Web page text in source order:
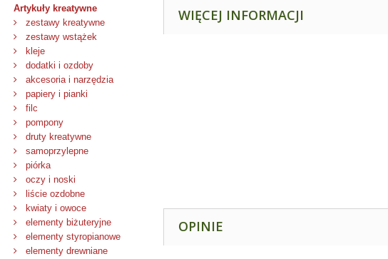
Artykuły kreatywne
zestawy kreatywne
zestawy wstążek
kleje
dodatki i ozdoby
akcesoria i narzędzia
papiery i pianki
filc
pompony
druty kreatywne
samoprzylepne
piórka
oczy i noski
liście ozdobne
kwiaty i owoce
elementy biżuteryjne
elementy styropianowe
elementy drewniane
WIĘCEJ INFORMACJI
OPINIE